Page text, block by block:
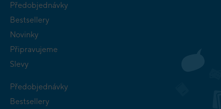
Předobjednávky
Bestsellery
Novinky
Připravujeme
Slevy
Předobjednávky
Bestsellery